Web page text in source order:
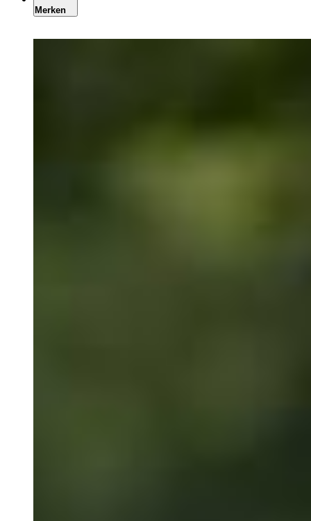
Merken